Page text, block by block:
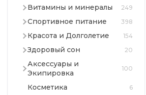
Витамины и минералы 249
Спортивное питание 398
Красота и Долголетие 154
Здоровый сон 20
Аксессуары и
Экипировка
100
Косметика 6